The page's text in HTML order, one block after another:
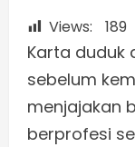
Views: 189
Karta duduk
sebelum
menjajakan
berprofesi